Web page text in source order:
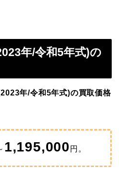
年/令和5年式)の
年/令和5年式)の買取価格
1,195,000 円。